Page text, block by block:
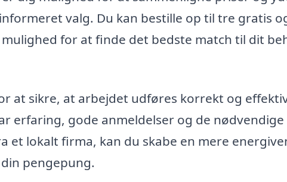
valg. Du kan bestille op til tre gratis
for at finde det bedste match til dit
at sikre, at arbejdet udføres korrekt og
erfaring, gode anmeldelser og de nødvendige
lokalt firma, kan du skabe en mere
pengepung.